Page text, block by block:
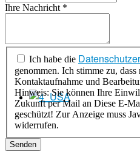
Ihre Nachricht *
Ich habe die
genommen. Ich stimme zu, dass meine
Kontaktaufnahme und
Hinweis: Sie können Ihre
Zukunft per Mail an Diese E-
geschützt! Zur Anzeige muss
widerrufen.
Senden